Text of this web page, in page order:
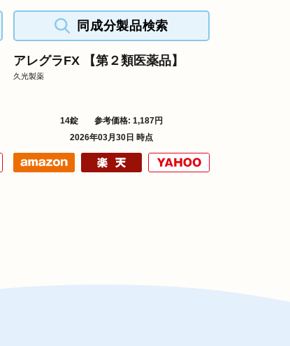
同成分製品検索
アレグラFX 【第２類医薬品】
久光製薬
14錠
参考価格: 1,187円
2026年03月30日 時点